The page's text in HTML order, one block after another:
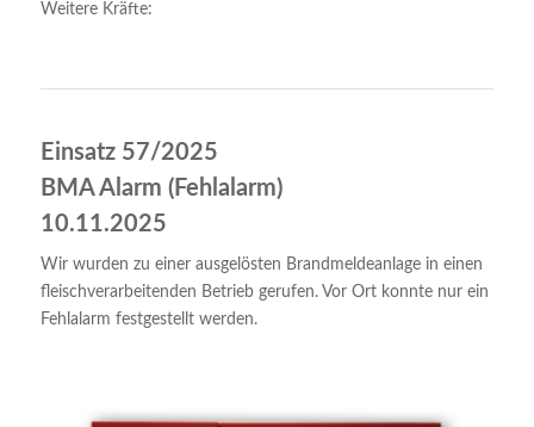
Weitere Kräfte:
Einsatz 57/2025
BMA Alarm (Fehlalarm)
10.11.2025
Wir wurden zu einer ausgelösten Brandmeldeanlage in einen
fleischverarbeitenden Betrieb gerufen. Vor Ort konnte nur ein
Fehlalarm festgestellt werden.